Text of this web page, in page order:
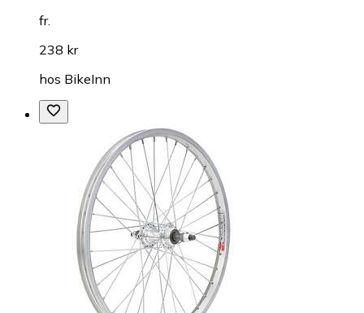
fr.
238 kr
hos BikeInn